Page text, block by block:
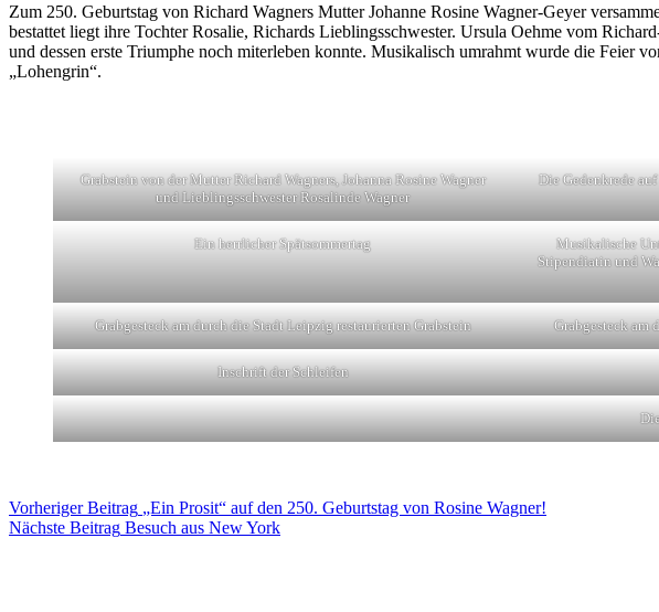
Zum 250. Geburtstag von Richard Wagners Mutter Johanne Rosine Wagner-Geyer
bestattet liegt ihre Tochter Rosalie, Richards Lieblingsschwester. Ursula Oehme vom
und dessen erste Triumphe noch miterleben konnte. Musikalisch umrahmt wurde die Feier
„Lohengrin“.
Grabstein von der Mutter Richard Wagners, Johanna Rosine Wagner
und Lieblingsschwester Rosalinde Wagner
Die Gedenkrede
Ein herrlicher Spätsommertag
Musikalische
Stipendiatin und
Grabgesteck am durch die Stadt Leipzig restaurierten Grabstein Grabgesteck am
Inschrift der Schleifen
VorherigerBeitrag „Ein Prosit“ auf den 250. Geburtstag von Rosine Wagner!
Nächste Beitrag Besuch aus New York